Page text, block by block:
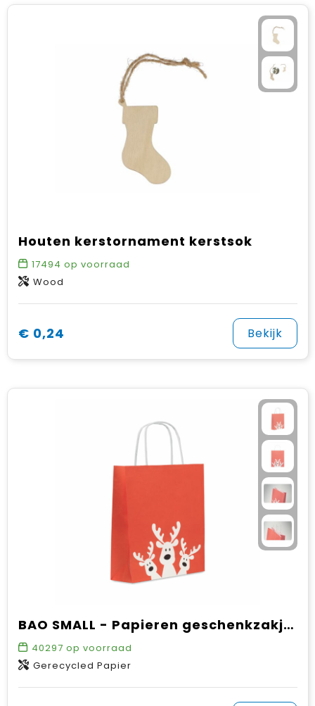
Houten kerstornament kerstsok
17494 op voorraad
Wood
€ 0,24 Bekijk
BAO SMALL - Papieren geschenkzakje (S)
40297 op voorraad
Gerecycled Papier